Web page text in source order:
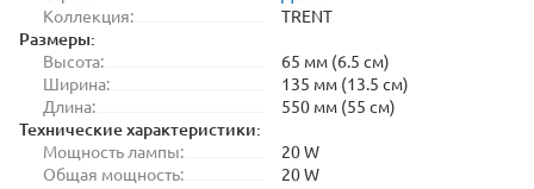
Коллекция:
TRENT
Размеры:
Высота:
65 мм (6.5 см)
Ширина:
135 мм (13.5 см)
Длина:
550 мм (55 см)
Технические характеристики:
Мощность лампы:
20 W
Общая мощность:
20 W